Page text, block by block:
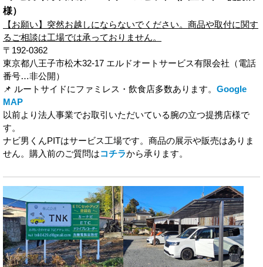
様）
【お願い】突然お越しにならないでください。商品や取付に関す
るご相談は工場では承っておりません。
〒192-0362
東京都八王子市松木32-17 エルドオートサービス有限会社（電話
番号…非公開）
📌 ルートサイドにファミレス・飲食店多数あります。 Google
MAP
以前より法人事業でお取引いただいている腕の立つ提携店様で
す。
ナビ男くんPITはサービス工場です。商品の展示や販売はありま
せん。購入前のご質問はコチラから承ります。